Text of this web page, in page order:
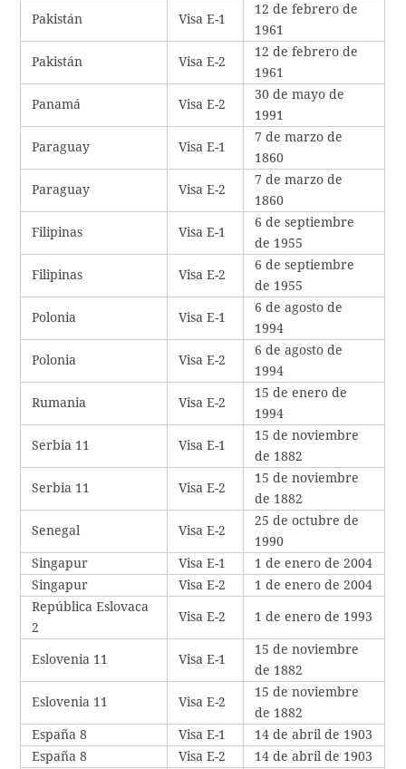
Pakistán Visa E-1
12 de febrero de
1961
Pakistán Visa E-2
12 de febrero de
1961
Panamá Visa E-2
30 de mayo de
1991
Paraguay Visa E-1
7 de marzo de
1860
Paraguay Visa E-2
7 de marzo de
1860
Filipinas Visa E-1
6 de septiembre
de 1955
Filipinas Visa E-2
6 de septiembre
de 1955
Polonia Visa E-1
6 de agosto de
1994
Polonia Visa E-2
6 de agosto de
1994
Rumania Visa E-2
15 de enero de
1994
Serbia 11 Visa E-1
15 de noviembre
de 1882
Serbia 11 Visa E-2
15 de noviembre
de 1882
Senegal Visa E-2
25 de octubre de
1990
Singapur
Visa E-1
1 de enero de 2004
Singapur
Visa E-2
1 de enero de 2004
República Eslovaca
2
Visa E-2 1 de enero de 1993
Eslovenia 11 Visa E-1
15 de noviembre
de 1882
Eslovenia 11 Visa E-2
15 de noviembre
de 1882
España 8
Visa E-1
14 de abril de 1903
España 8
Visa E-2
14 de abril de 1903